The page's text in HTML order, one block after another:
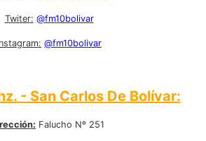
Twiter: @fm10bolivar
@fm10bolivar
- San Carlos De Bolívar:
Falucho Nº 251